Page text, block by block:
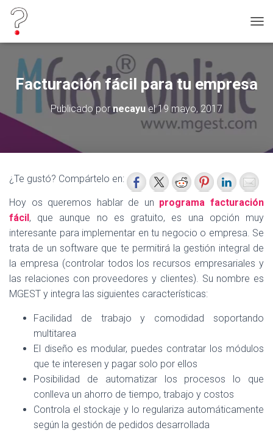
A
A
N
V
E
G
A
C
Facturación fácil para tu empresa
Publicado pornecayuel19 mayo, 2017
¿Te gustó? Compártelo en:
Hoy os queremos hablar de un programa facturación
fácil, que aunque no es gratuito, es una opción muy
interesante para implementar en tu negocio o empresa. Se
trata de un software que te permitirá la gestión integral de
la empresa (controlar todos los recursos empresariales y
las relaciones con proveedores y clientes). Su nombre es
MGEST y integra las siguientes características:
Facilidad de trabajo y comodidad soportando
multitarea
El diseño es modular, puedes contratar los módulos
que te interesen y pagar solo por ellos
Posibilidad de automatizar los procesos lo que
conlleva un ahorro de tiempo, trabajo y costos
Controla el stockaje y lo regulariza automáticamente
según la gestión de pedidos desarrollada